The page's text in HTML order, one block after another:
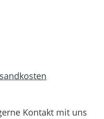
Kontakt mit uns